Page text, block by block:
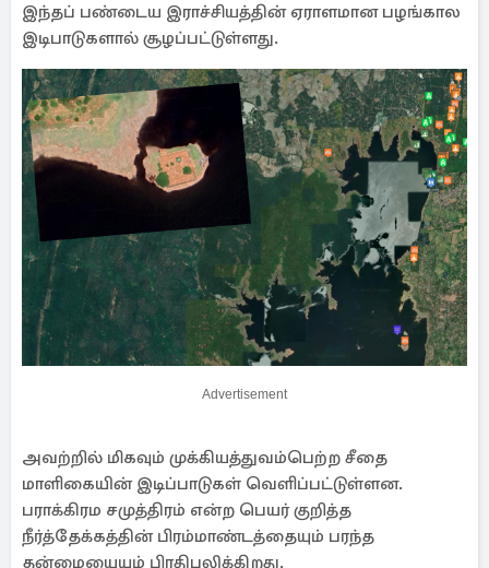
இந்தப் பண்டைய இராச்சியத்தின் ஏராளமான பழங்கால
இடிபாடுகளால் சூழப்பட்டுள்ளது.
Advertisement
அவற்றில் மிகவும் முக்கியத்துவம்பெற்ற சீதை
மாளிகையின் இடிப்பாடுகள் வெளிப்பட்டுள்ளன.
பராக்கிரம சமுத்திரம் என்ற பெயர் குறித்த
நீர்த்தேக்கத்தின் பிரம்மாண்டத்தையும் பரந்த
தன்மையையும் பிரதிபலிக்கிறது.